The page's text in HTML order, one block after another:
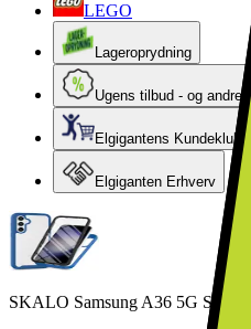
LEGO
Lageroprydning
Ugens tilbud - og andre
Elgigantens Kundeklub
Elgiganten Erhverv
SKALO Samsung A36 5G